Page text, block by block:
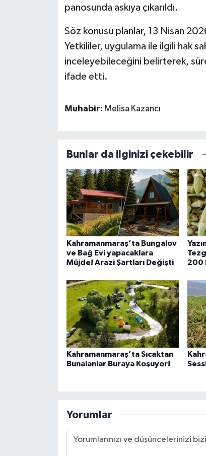
panosunda askıya çıkarıldı.
Söz konusu planlar, 13 Nisan
Yetkililer, uygulama ile ilgili hak
inceleyebileceğini belirterek,
ifade etti.
Muhabir: Melisa Kazancı
Bunlar da ilginizi çekebilir
Kahramanmaraş’ta Bungalov
ve Bağ Evi yapacaklara
Müjde! Arazi Şartları Değişti
200
Kahramanmaraş’ta Sıcaktan
Bunalanlar Buraya Koşuyor!
Yorumlar